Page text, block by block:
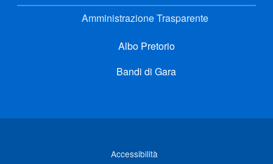
Amministrazione Trasparente
Albo Pretorio
Bandi di Gara
Accessibilità